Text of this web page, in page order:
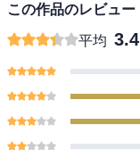
この作品のレビュー
平均 3.4